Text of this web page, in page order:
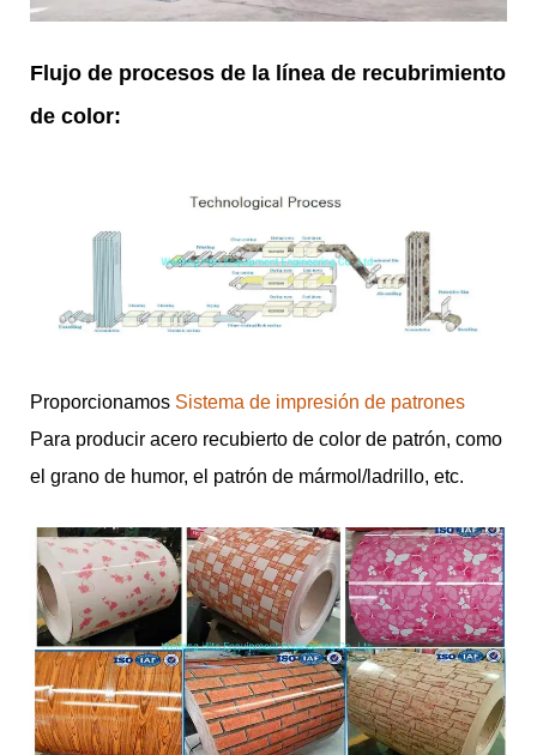
Flujo de procesos de la línea de recubrimiento
de color:
Proporcionamos Sistema de impresión de patrones
Para producir acero recubierto de color de patrón, como
el grano de humor, el patrón de mármol/ladrillo, etc.